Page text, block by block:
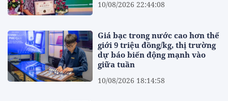
10/08/2026 22:44:08
Giá bạc trong nước cao hơn thế
giới 9 triệu đồng/kg, thị trường
dự báo biến động mạnh vào
giữa tuần
10/08/2026 18:14:58